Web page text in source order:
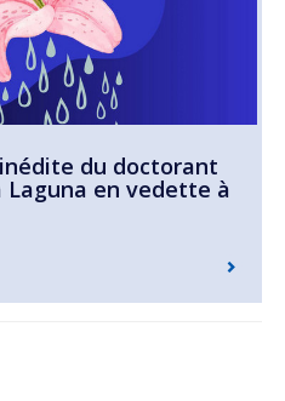
du doctorant
Laguna en vedette à